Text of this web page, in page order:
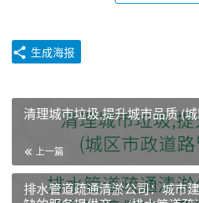
生成海报
清理城市垃圾,提升城市品质 (
上一篇
排水管道疏通清淤公司：城市